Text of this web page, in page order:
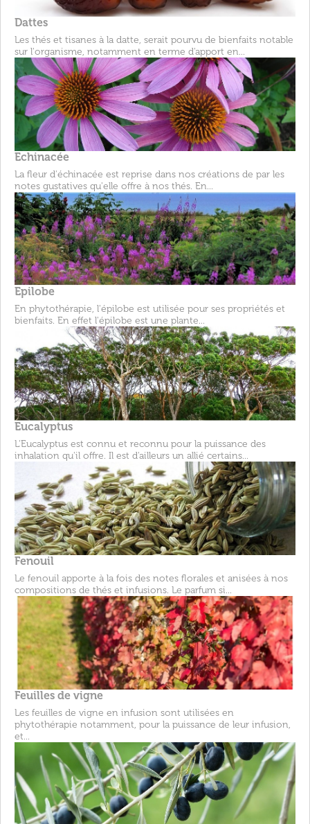
Dattes
Les thés et tisanes à la datte, serait pourvu de bienfaits notable
sur l'organisme, notamment en terme d'apport en...
Echinacée
La fleur d'échinacée est reprise dans nos créations de par les
notes gustatives qu'elle offre à nos thés. En...
Epilobe
En phytothérapie, l'épilobe est utilisée pour ses propriétés et
bienfaits. En effet l'épilobe est une plante...
Eucalyptus
L'Eucalyptus est connu et reconnu pour la puissance des
inhalation qu'il offre. Il est d'ailleurs un allié certains...
Fenouil
Le fenouil apporte à la fois des notes florales et anisées à nos
compositions de thés et infusions. Le parfum si...
Feuilles de vigne
Les feuilles de vigne en infusion sont utilisées en
phytothérapie notamment, pour la puissance de leur infusion,
et...